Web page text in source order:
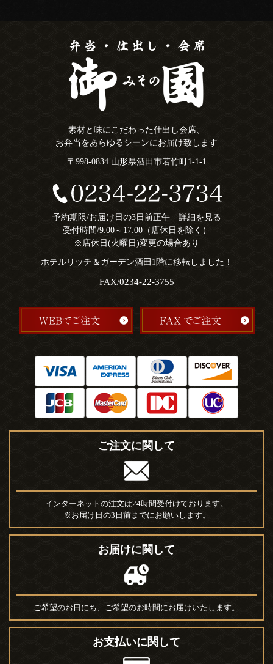
素材と味にこだわった仕出し会席、
お弁当をあらゆるシーンにお届け致します
〒998-0834 山形県酒田市若竹町1-1-1
予約期限/お届け日の3日前正午 詳細を見る
受付時間/9:00～17:00（店休日を除く）
※店休日(火曜日)変更の場合あり
ホテルリッチ＆ガーデン酒田1階に移転しました！
FAX/0234-22-3755
ご注文に関して
インターネットの注文は24時間受付けております。
※お届け日の3日前までにお願いします。
お届けに関して
ご希望のお日にち、ご希望のお時間にお届けいたします。
お支払いに関して